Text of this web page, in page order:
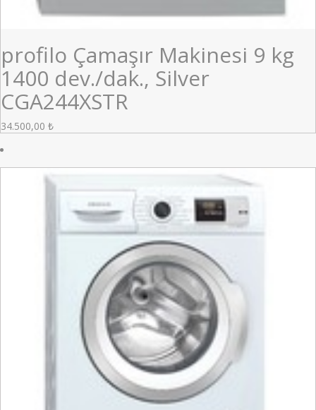
profilo Çamaşır Makinesi 9 kg
1400 dev./dak., Silver
CGA244XSTR
34.500,00 ₺